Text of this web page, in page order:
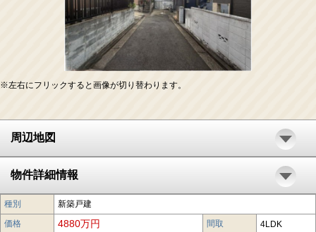
※左右にフリックすると画像が切り替わります。
周辺地図
物件詳細情報
種別
新築戸建
価格
4880万円 間取
4LDK